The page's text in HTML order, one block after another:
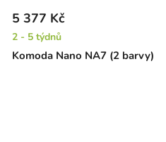
Komoda Nano NA7 (2 barvy)
5 377 Kč
2 - 5 týdnů